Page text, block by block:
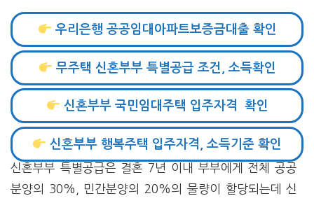
우리은행 공공임대아파트보증금대출 확인
무주택 신혼부부 특별공급 조건, 소득확인
신혼부부 국민임대주택 입주자격 확인
신혼부부 행복주택 입주자격, 소득기준 확인
신혼부부 특별공급은 결혼 7년 이내 부부에게 전체 공공
분양의 30%, 민간분양의 20%의 물량이 할당되는데 신